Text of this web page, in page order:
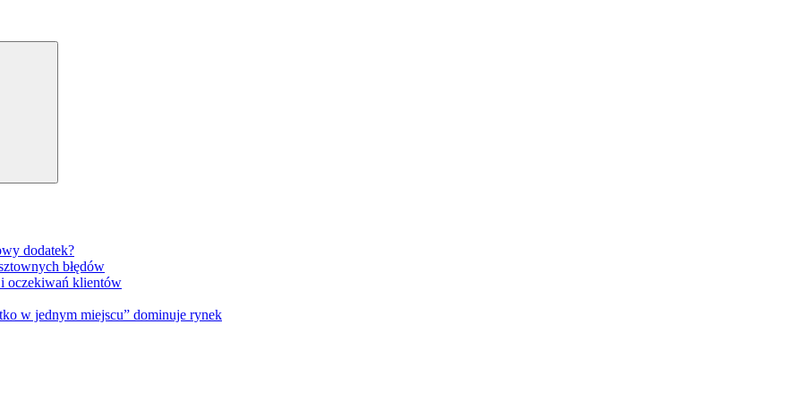
dodatek?
błędów
oczekiwań klientów
w jednym miejscu” dominuje rynek